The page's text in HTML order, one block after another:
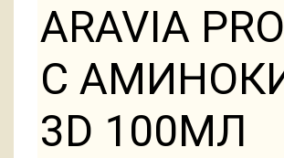
ARAVIA
С
3D 100МЛ